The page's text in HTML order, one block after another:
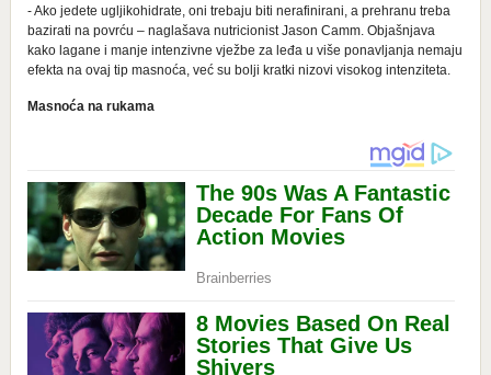
- Ako jedete ugljikohidrate, oni trebaju biti nerafinirani, a prehranu treba
bazirati na povrću – naglašava nutricionist Jason Camm. Objašnjava
kako lagane i manje intenzivne vježbe za leđa u više ponavljanja nemaju
efekta na ovaj tip masnoća, već su bolji kratki nizovi visokog intenziteta.
Masnoća na rukama